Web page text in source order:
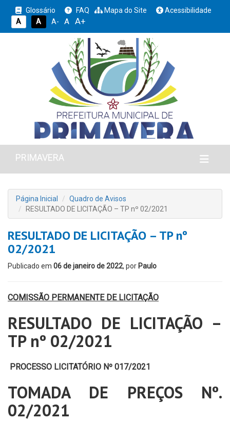
Glossário FAQ Mapa do Site
Acessibilidade
A
A A- A A+
PRIMAVERA
Página Inicial
Quadro de Avisos
RESULTADO DE LICITAÇÃO – TP nº 02/2021
RESULTADO DE LICITAÇÃO – TP nº
02/2021
Publicado em 06 de janeiro de 2022, por Paulo
COMISSÃO PERMANENTE DE LICITAÇÃO
RESULTADO DE LICITAÇÃO –
TP nº 02/2021
PROCESSO LICITATÓRIO Nº 017/2021
TOMADA DE PREÇOS Nº.
02/2021